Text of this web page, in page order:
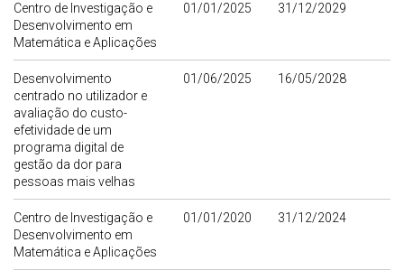
Centro de Investigação e
Desenvolvimento em
Matemática e Aplicações
01/01/2025 31/12/2029
Desenvolvimento
centrado no utilizador e
avaliação do custo-
efetividade de um
programa digital de
gestão da dor para
pessoas mais velhas
01/06/2025 16/05/2028
Centro de Investigação e
Desenvolvimento em
Matemática e Aplicações
01/01/2020 31/12/2024